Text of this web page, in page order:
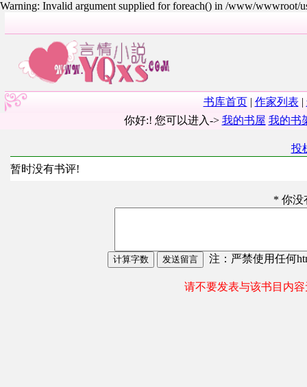
Warning: Invalid argument supplied for foreach() in /www/wwwroot/
书库首页| 作家列表 |
你好:! 您可以进入-> 我的书屋 我的书
投
暂时没有书评!
* 你没
注：严禁使用任何
请不要发表与该书目内